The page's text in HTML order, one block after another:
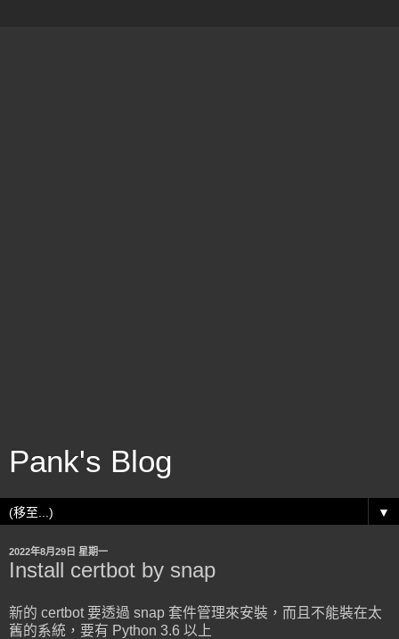
Pank's Blog
▼
2022年8月29日 星期一
Install certbot by snap
新的 certbot 要透過 snap 套件管理來安裝，而且不能裝在太
舊的系統，要有 Python 3.6 以上